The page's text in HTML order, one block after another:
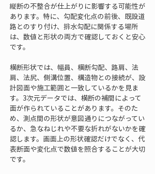
縦断の不整合が仕上がりに影響する可能性が
あります。特に、勾配変化点の前後、既設道
路とのすり付け、排水勾配に関係する場所
は、数値と形状の両方で確認しておくと安心
です。
横断形状では、幅員、横断勾配、路肩、法
肩、法尻、側溝位置、構造物との接続が、設
計図面や施工範囲と一致しているかを見ま
す。3次元データでは、横断の補間によって
面が作られていることがあります。そのた
め、測点間の形状が意図通りにつながってい
るか、急なねじれや不要な折れがないかを確
認します。画面上の形状確認だけでなく、代
表断面や変化点で数値を照合することが大切
です。